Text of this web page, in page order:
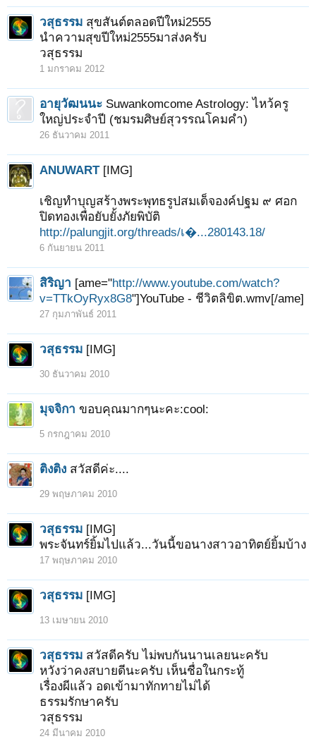
วสุธรรม สุขสันต์ตลอดปีใหม่2555
นำความสุขปีใหม่2555มาส่งครับ
วสุธรรม
1 มกราคม 2012
อายุวัฒนนะ Suwankomcome Astrology: ไหว้ครู
ใหญ่ประจำปี (ชมรมศิษย์สุวรรณโคมคำ)
26 ธันวาคม 2011
ANUWART [IMG]
เชิญทำบุญสร้างพระพุทธรูปสมเด็จองค์ปฐม ๙ ศอก
ปิดทองเพื่อยับยั้งภัยพิบัติ
http://palungjit.org/threads/เ�...280143.18/
6 กันยายน 2011
สิริญา [ame="http://www.youtube.com/watch?
v=TTkOyRyx8G8"]YouTube - ชีวิตลิขิต.wmv[/ame]
27 กุมภาพันธ์ 2011
วสุธรรม [IMG]
30 ธันวาคม 2010
มุจจิกา ขอบคุณมากๆนะคะ:cool:
5 กรกฎาคม 2010
ติงติง สวัสดีค่ะ....
29 พฤษภาคม 2010
วสุธรรม [IMG]
พระจันทร์ยิ้มไปแล้ว...วันนี้ขอนางสาวอาทิตย์ยิ้มบ้าง
17 พฤษภาคม 2010
วสุธรรม [IMG]
13 เมษายน 2010
วสุธรรม สวัสดีครับ ไม่พบกันนานเลยนะครับ
หวังว่าคงสบายดีนะครับ เห็นชื่อในกระทู้
เรื่องผีแล้ว อดเข้ามาทักทายไม่ได้
ธรรมรักษาครับ
วสุธรรม
24 มีนาคม 2010